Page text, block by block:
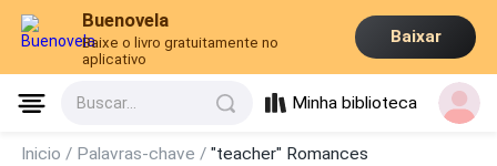
Buenovela
Baixe o livro gratuitamente no
aplicativo
Baixar
Buscar... Minha biblioteca
Inicio / Palavras-chave /"teacher" Romances